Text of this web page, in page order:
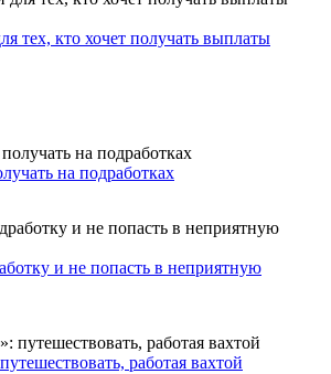
тех, кто хочет получать выплаты
на подработках
и не попасть в неприятную
работая вахтой